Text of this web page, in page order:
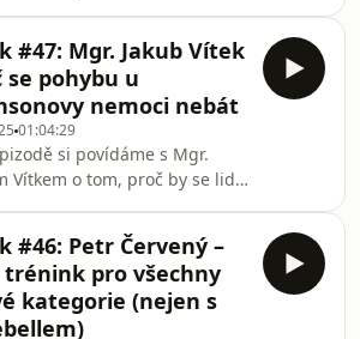
fyzioterapie.
ambulance zaměřené na
metody pohybového
v Bratislavě. Dr. Neuschl je
garantem institutu
diagnostiky v Trnavě,
evropské atestace z
a aktivním členem výboru
radiologické společnosti.
#47: Mgr. Jakub Vítek
se pohybu u
nemoci nebát
01:04:29
si povídáme s Mgr.
Vítkem o tom, proč by se lidé
pohybu – naopak, proč
dobře nastavený silově-
trénink jedním z
léčebných nástrojů,
k dispozici.Jakub v
#46: Petr Červený –
trénink pro všechny
kategorie (nejen s